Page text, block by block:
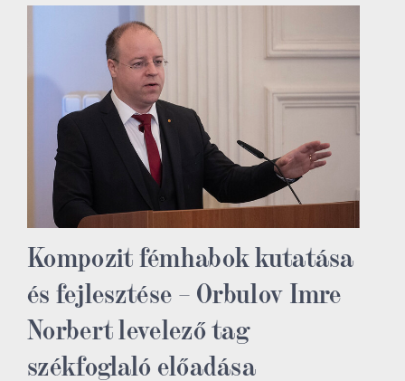
Kompozit fémhabok kutatása
és fejlesztése – Orbulov Imre
Norbert levelező tag
székfoglaló előadása